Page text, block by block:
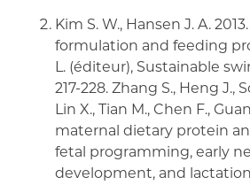
Kim S. W., Hansen J. A.
formulation and feeding
L. (éditeur), Sustainable
217-228. Zhang S., Heng J.,
Lin X., Tian M., Chen F.,
maternal dietary protein
fetal programming, early
development, and